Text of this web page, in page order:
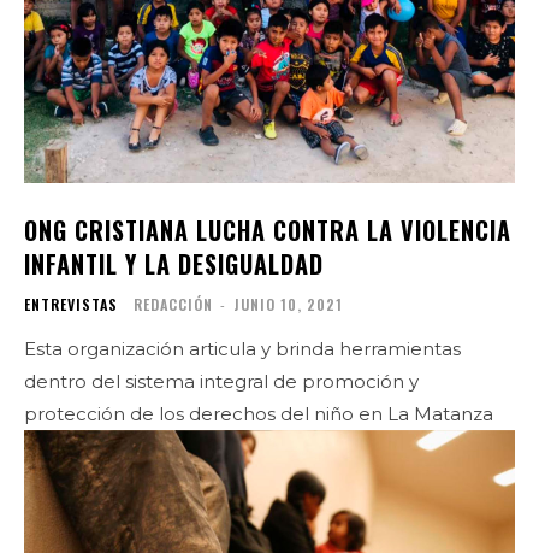
ONG CRISTIANA LUCHA CONTRA LA VIOLENCIA
INFANTIL Y LA DESIGUALDAD
ENTREVISTAS REDACCIÓN - JUNIO 10, 2021
Esta organización articula y brinda herramientas
dentro del sistema integral de promoción y
protección de los derechos del niño en La Matanza